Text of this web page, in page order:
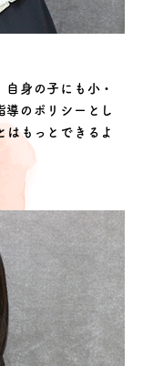
身の子にも小・
のポリシーとし
はもっとできるよ